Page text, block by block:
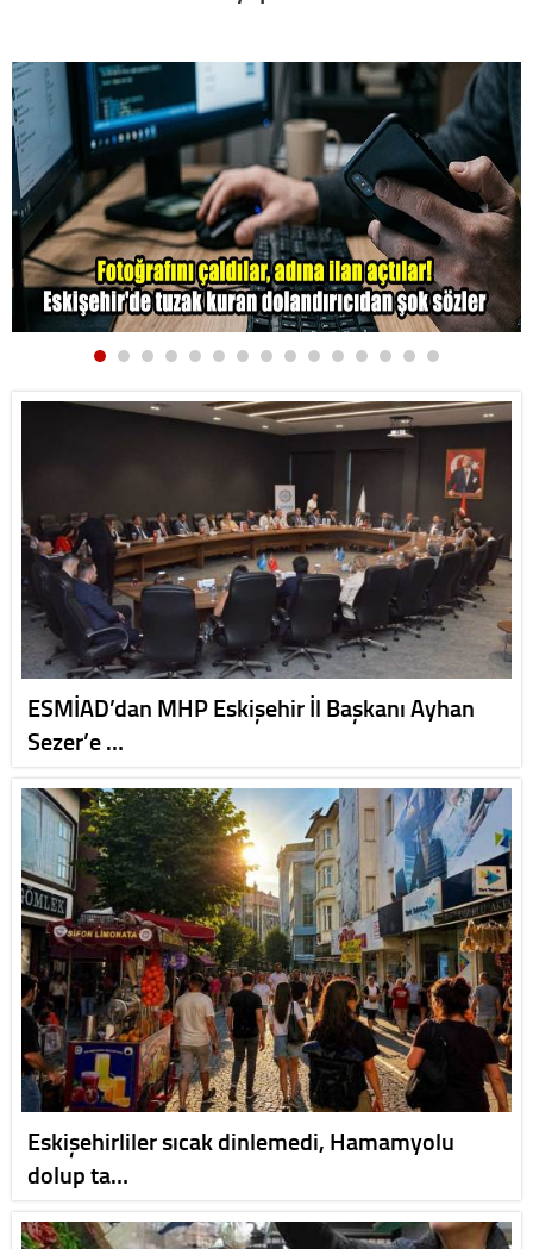
ESMİAD’dan MHP Eskişehir İl Başkanı Ayhan
Sezer’e …
Eskişehirliler sıcak dinlemedi, Hamamyolu
dolup ta…